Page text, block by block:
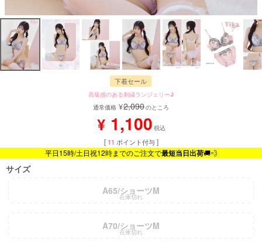
下着セール
高級感のある刺繍ランジェリー♪
通常価格 ¥2,090のところ
¥ 1,100 税込
[ 11 ポイント付与 ]
平日15時/土日祝12時までのご注文で最短当日出荷🚚💨
サイズ
A65/ショーツM
在庫切れ
A70/ショーツM
在庫切れ